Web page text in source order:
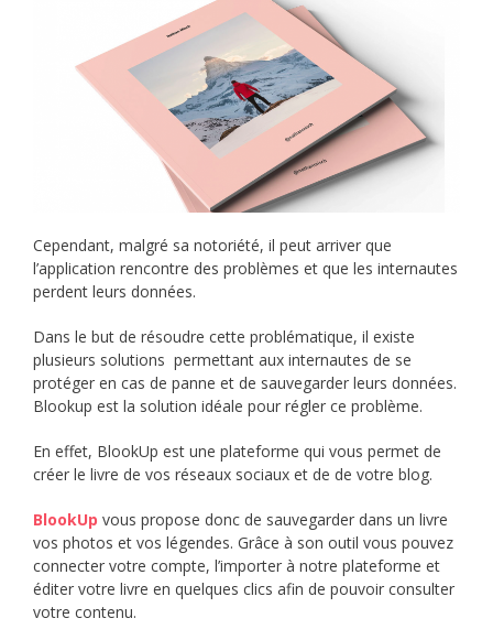
Cependant, malgré sa notoriété, il peut arriver que
l’application rencontre des problèmes et que les internautes
perdent leurs données.
Dans le but de résoudre cette problématique, il existe
plusieurs solutions permettant aux internautes de se
protéger en cas de panne et de sauvegarder leurs données.
Blookup est la solution idéale pour régler ce problème.
En effet, BlookUp est une plateforme qui vous permet de
créer le livre de vos réseaux sociaux et de de votre blog.
BlookUp vous propose donc de sauvegarder dans un livre
vos photos et vos légendes. Grâce à son outil vous pouvez
connecter votre compte, l’importer à notre plateforme et
éditer votre livre en quelques clics afin de pouvoir consulter
votre contenu.